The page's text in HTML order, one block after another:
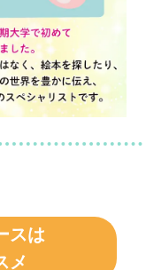
スは
メ